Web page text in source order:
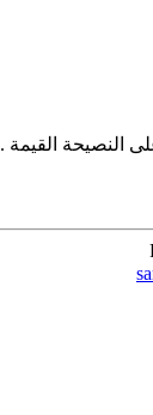
النصيحة القيمة .